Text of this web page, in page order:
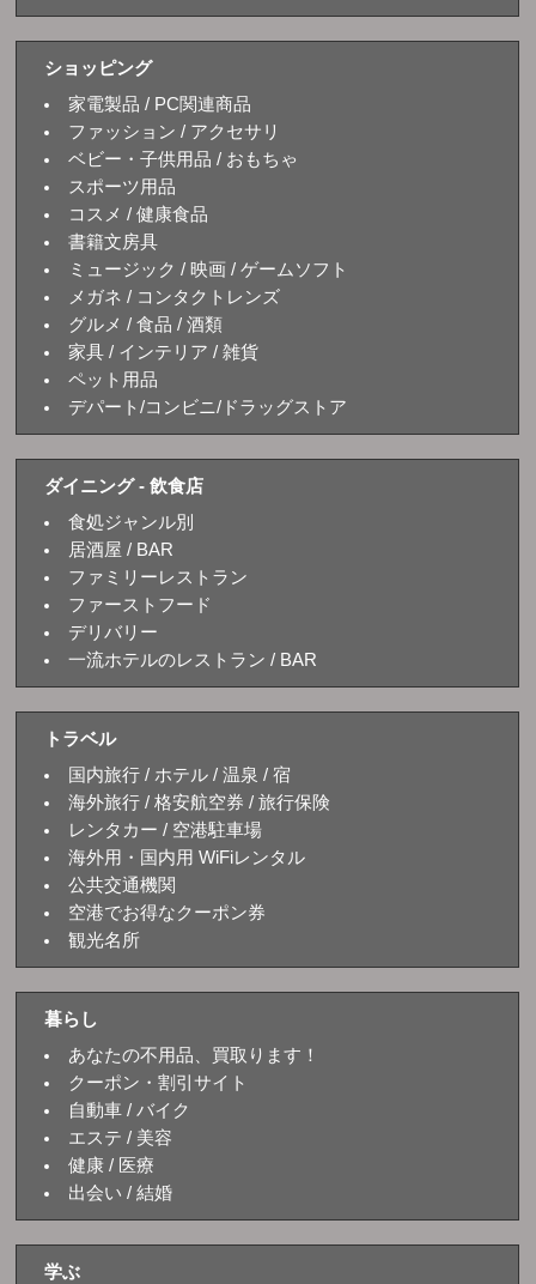
ショッピング
家電製品 / PC関連商品
ファッション / アクセサリ
ベビー・子供用品 / おもちゃ
スポーツ用品
コスメ / 健康食品
書籍文房具
ミュージック / 映画 / ゲームソフト
メガネ / コンタクトレンズ
グルメ / 食品 / 酒類
家具 / インテリア / 雑貨
ペット用品
デパート/コンビニ/ドラッグストア
ダイニング - 飲食店
食処ジャンル別
居酒屋 / BAR
ファミリーレストラン
ファーストフード
デリバリー
一流ホテルのレストラン / BAR
トラベル
国内旅行 / ホテル / 温泉 / 宿
海外旅行 / 格安航空券 / 旅行保険
レンタカー / 空港駐車場
海外用・国内用 WiFiレンタル
公共交通機関
空港でお得なクーポン券
観光名所
暮らし
あなたの不用品、買取ります！
クーポン・割引サイト
自動車 / バイク
エステ / 美容
健康 / 医療
出会い / 結婚
学ぶ